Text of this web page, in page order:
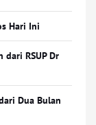
Hari Ini
dari RSUP Dr
Dua Bulan